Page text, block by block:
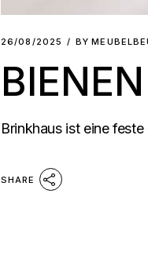
26/08/2025 BY
Brinkhaus ist eine
SHARE